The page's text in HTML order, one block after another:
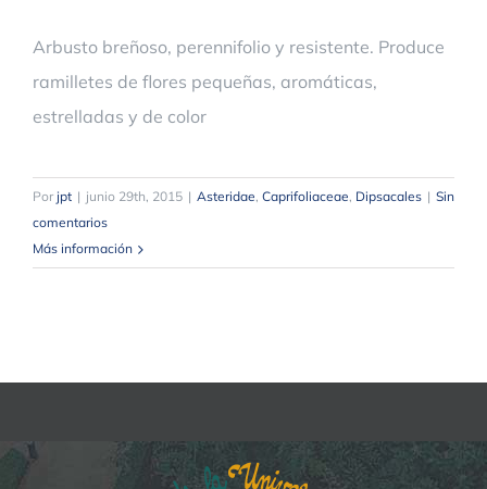
Arbusto breñoso, perennifolio y resistente. Produce
ramilletes de flores pequeñas, aromáticas,
estrelladas y de color
Por jpt | junio 29th, 2015 | Asteridae, Caprifoliaceae, Dipsacales | Sin
comentarios
Más información